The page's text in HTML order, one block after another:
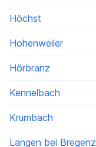
Höchst
Hohenweiler
Hörbranz
Kennelbach
Krumbach
Langen bei Bregenz